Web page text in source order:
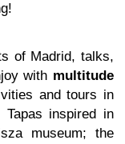
of Madrid, talks,
with multitude
and tours in
inspired in
museum; the